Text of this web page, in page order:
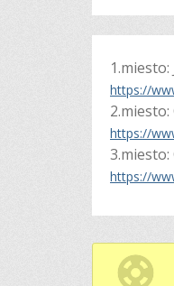
https://
2.miesto:
https://
3.miesto:
https://